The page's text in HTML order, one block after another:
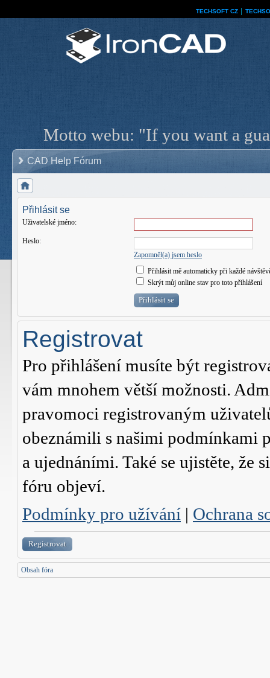
TECHSOFT CZ
Motto webu: "If you want a
CAD Help Fórum
Přihlásit se
Uživatelské jméno:
Heslo:
Zapomněl(a) jsem heslo
Přihlásit mě automaticky při každé
Skrýt můj online stav pro toto přihlášení
Registrovat
Pro přihlášení musíte být
vám mnohem větší možnosti.
pravomoci registrovaným
obeznámili s našimi podmínkami
a ujednáními. Také se ujistěte, že
fóru objeví.
Podmínky pro užívání | Ochrana
Registrovat
Obsah fóra